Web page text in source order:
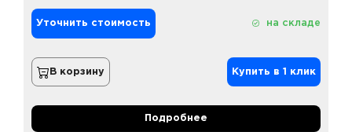
Уточнить стоимость на складе
В корзину Купить в 1 клик
Подробнее